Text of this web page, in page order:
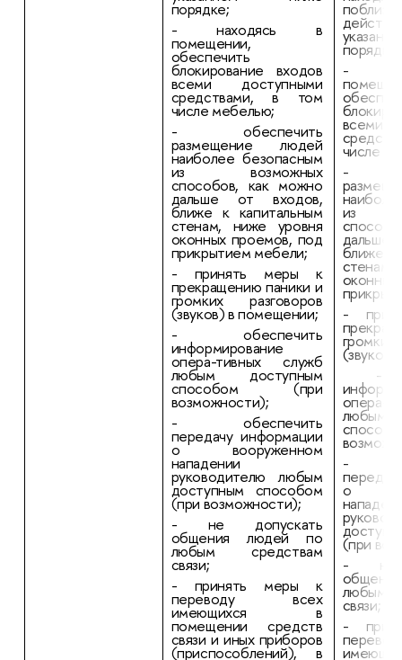
порядке;
- находясь в
помещении,
обеспечить
блокирование входов
всеми доступными
средствами, в том
числе мебелью;
- обеспечить
размещение людей
наиболее безопасным
из возможных
способов, как можно
дальше от входов,
ближе к капитальным
стенам, ниже уровня
оконных проемов, под
прикрытием мебели;
- принять меры к
прекращению паники и
громких разговоров
(звуков) в помещении;
- обеспечить
информирование
опера-тивных служб
любым доступным
способом (при
возможности);
- обеспечить
передачу информации
о вооруженном
нападении
руководителю любым
доступным способом
(при возможности);
- не допускать
общения людей по
любым средствам
связи;
- принять меры к
переводу всех
имеющихся в
помещении средств
связи и иных приборов
(приспособлений), в
порядке;
-
всеми
числе
-
из
ближе к
-
-
опера-
любым
-
о
(при
- не
любым
связи;
-